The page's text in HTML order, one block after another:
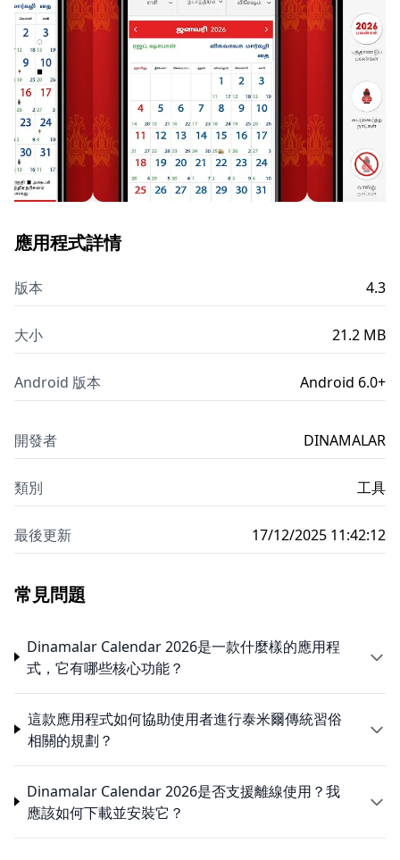
應用程式詳情
版本 4.3
大小 21.2 MB
Android 版本 Android 6.0+
開發者 DINAMALAR
類別 工具
最後更新 17/12/2025 11:42:12
常見問題
Dinamalar Calendar 2026是一款什麼樣的應用程
式，它有哪些核心功能？
這款應用程式如何協助使用者進行泰米爾傳統習俗
相關的規劃？
Dinamalar Calendar 2026是否支援離線使用？我
應該如何下載並安裝它？